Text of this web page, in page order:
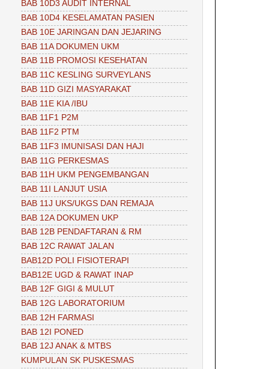
BAB 10D3 AUDIT INTERNAL
BAB 10D4 KESELAMATAN PASIEN
BAB 10E JARINGAN DAN JEJARING
BAB 11A DOKUMEN UKM
BAB 11B PROMOSI KESEHATAN
BAB 11C KESLING SURVEYLANS
BAB 11D GIZI MASYARAKAT
BAB 11E KIA /IBU
BAB 11F1 P2M
BAB 11F2 PTM
BAB 11F3 IMUNISASI DAN HAJI
BAB 11G PERKESMAS
BAB 11H UKM PENGEMBANGAN
BAB 11I LANJUT USIA
BAB 11J UKS/UKGS DAN REMAJA
BAB 12A DOKUMEN UKP
BAB 12B PENDAFTARAN & RM
BAB 12C RAWAT JALAN
BAB12D POLI FISIOTERAPI
BAB12E UGD & RAWAT INAP
BAB 12F GIGI & MULUT
BAB 12G LABORATORIUM
BAB 12H FARMASI
BAB 12I PONED
BAB 12J ANAK & MTBS
KUMPULAN SK PUSKESMAS